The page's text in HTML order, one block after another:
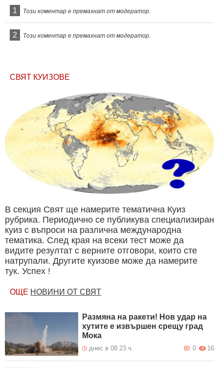
1 Този коментар е премахнат от модератор.
2 Този коментар е премахнат от модератор.
СВЯТ КУИЗОВЕ
В секция Свят ще намерите тематична Куиз
рубрика. Периодично се публикува специализиран
куиз с въпроси на различна международна
тематика. След края на всеки тест може да
видите резултат с верните отговори, които сте
натрупали. Другите куизове може да намерите
тук. Успех !
ОЩЕ НОВИНИ ОТ СВЯТ
Размяна на ракети! Нов удар на
хутите е извършен срещу град
Мока
днес в 08:23 ч. 16
0